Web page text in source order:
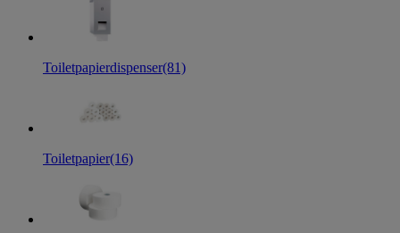
Toiletpapierdispenser(81)
Toiletpapier(16)